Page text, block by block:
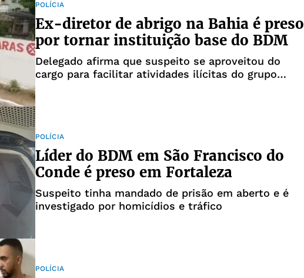
POLÍCIA
Ex-diretor de abrigo na Bahia é preso
por tornar instituição base do BDM
Delegado afirma que suspeito se aproveitou do
cargo para facilitar atividades ilícitas do grupo
POLÍCIA
Líder do BDM em São Francisco do
Conde é preso em Fortaleza
Suspeito tinha mandado de prisão em aberto e é
investigado por homicídios e tráfico
POLÍCIA